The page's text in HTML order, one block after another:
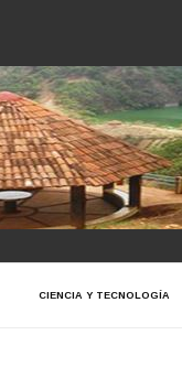
CIENCIA Y TECNOLOGÍA